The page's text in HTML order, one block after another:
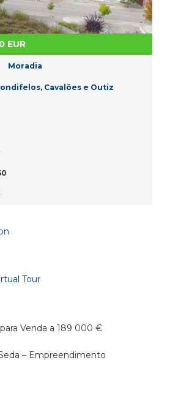
EUR
Moradia
Cavalões e Outiz
Tour
Venda a 189 000 €
– Empreendimento